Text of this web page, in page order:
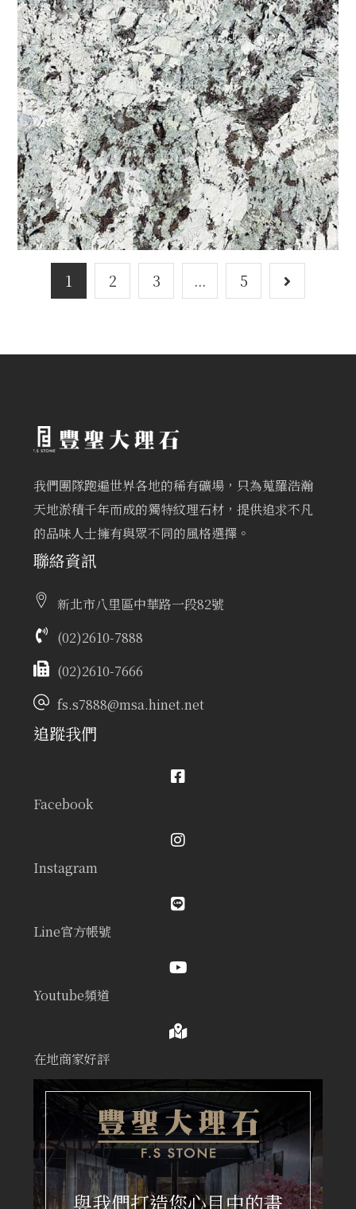
1 2 3 ... 5
我們團隊跑遍世界各地的稀有礦場，只為蒐羅浩瀚
天地淤積千年而成的獨特紋理石材，提供追求不凡
的品味人士擁有與眾不同的風格選擇。
聯絡資訊
新北市八里區中華路一段82號
(02)2610-7888
(02)2610-7666
fs.s7888@msa.hinet.net
追蹤我們
Facebook
Instagram
Line官方帳號
Youtube頻道
在地商家好評
與我們打造您心目中的畫